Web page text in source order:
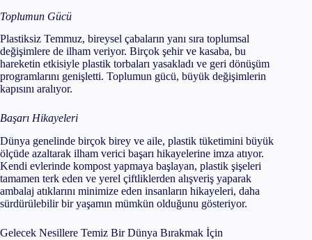
Toplumun Gücü
Plastiksiz Temmuz, bireysel çabaların yanı sıra toplumsal
değişimlere de ilham veriyor. Birçok şehir ve kasaba, bu
hareketin etkisiyle plastik torbaları yasakladı ve geri dönüşüm
programlarını genişletti. Toplumun gücü, büyük değişimlerin
kapısını aralıyor.
Başarı Hikayeleri
Dünya genelinde birçok birey ve aile, plastik tüketimini büyük
ölçüde azaltarak ilham verici başarı hikayelerine imza atıyor.
Kendi evlerinde kompost yapmaya başlayan, plastik şişeleri
tamamen terk eden ve yerel çiftliklerden alışveriş yaparak
ambalaj atıklarını minimize eden insanların hikayeleri, daha
sürdürülebilir bir yaşamın mümkün olduğunu gösteriyor.
Gelecek Nesillere Temiz Bir Dünya Bırakmak İçin